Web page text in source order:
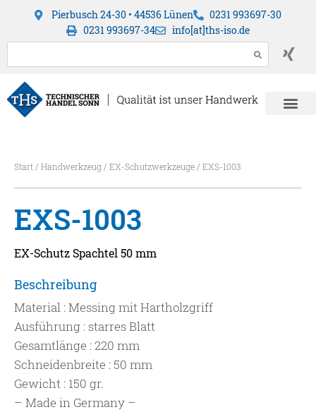
Pierbusch 24-30 • 44536 Lünen
0231 993697-30
0231 993697-34
info[at]ths-iso.de
Start/ Handwerkzeug/ EX-Schutzwerkzeuge/ EXS-1003
EXS-1003
EX-Schutz Spachtel 50 mm
Beschreibung
Material : Messing mit Hartholzgriff
Ausführung : starres Blatt
Gesamtlänge : 220 mm
Schneidenbreite : 50 mm
Gewicht : 150 gr.
– Made in Germany –